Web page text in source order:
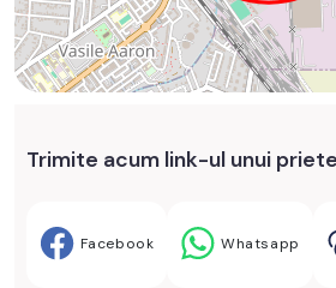
Trimite acum link-ul unui
Facebook Whatsapp